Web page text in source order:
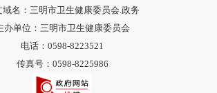
域名：三明市卫生健康委员会.政务
办单位：三明市卫生健康委员会
电话：0598-8223521
传真号：0598-8225986